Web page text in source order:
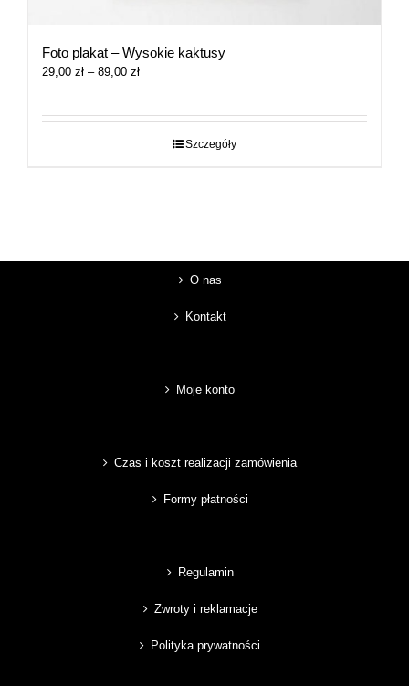
Foto plakat – Wysokie kaktusy
29,00 zł – 89,00 złZakres
29,00 zł
Szczegóły
O nas
Kontakt
Moje konto
Czas i koszt realizacji zamówienia
Formy płatności
Regulamin
Zwroty i reklamacje
Polityka prywatności